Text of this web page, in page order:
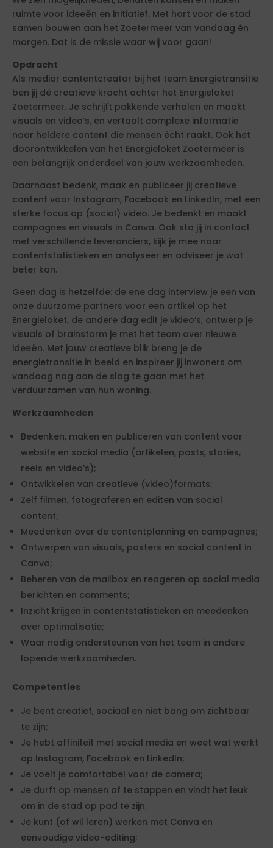
ruimte voor ideeën en initiatief. Met hart voor de stad
samen bouwen aan het Zoetermeer van vandaag én
morgen. Dat is de missie waar wij voor gaan!
Opdracht
Als medior contentcreator bij het team Energietransitie
ben jij dé creatieve kracht achter het Energieloket
Zoetermeer. Je schrijft pakkende verhalen en maakt
visuals en video’s, en vertaalt complexe informatie
naar heldere content die mensen écht raakt. Ook het
doorontwikkelen van het Energieloket Zoetermeer is
een belangrijk onderdeel van jouw werkzaamheden.
Daarnaast bedenk, maak en publiceer jij creatieve
content voor Instagram, Facebook en LinkedIn, met een
sterke focus op (social) video. Je bedenkt en maakt
campagnes en visuals in Canva. Ook sta jij in contact
met verschillende leveranciers, kijk je mee naar
contentstatistieken en analyseer en adviseer je wat
beter kan.
Geen dag is hetzelfde: de ene dag interview je een van
onze duurzame partners voor een artikel op het
Energieloket, de andere dag edit je video’s, ontwerp je
visuals of brainstorm je met het team over nieuwe
ideeën. Met jouw creatieve blik breng je de
energietransitie in beeld en inspireer jij inwoners om
vandaag nog aan de slag te gaan met het
verduurzamen van hun woning.
Werkzaamheden
Bedenken, maken en publiceren van content voor
website en social media (artikelen, posts, stories,
reels en video’s);
Ontwikkelen van creatieve (video)formats;
Zelf filmen, fotograferen en editen van social
content;
Meedenken over de contentplanning en campagnes;
Ontwerpen van visuals, posters en social content in
Canva;
Beheren van de mailbox en reageren op social media
berichten en comments;
Inzicht krijgen in contentstatistieken en meedenken
over optimalisatie;
Waar nodig ondersteunen van het team in andere
lopende werkzaamheden.
Competenties
Je bent creatief, sociaal en niet bang om zichtbaar
te zijn;
Je hebt affiniteit met social media en weet wat werkt
op Instagram, Facebook en LinkedIn;
Je voelt je comfortabel voor de camera;
Je durft op mensen af te stappen en vindt het leuk
om in de stad op pad te zijn;
Je kunt (of wil leren) werken met Canva en
eenvoudige video-editing;